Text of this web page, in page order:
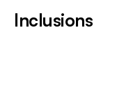
Inclusions